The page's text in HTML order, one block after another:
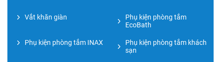
Vắt khăn giàn
Phụ kiện phòng tắm
EcoBath
Phụ kiện phòng tắm INAX
Phụ kiện phòng tắm khách
sạn